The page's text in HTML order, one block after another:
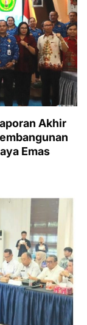
Akhir
Emas